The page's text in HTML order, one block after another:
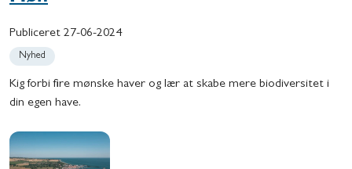
Publiceret 27-06-2024
Nyhed
Kig forbi fire mønske haver og lær at skabe mere biodiversitet i
din egen have.